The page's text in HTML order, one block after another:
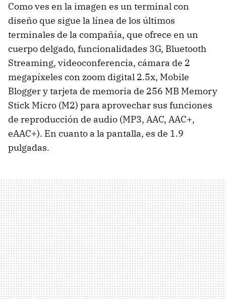
Como ves en la imagen es un terminal con
diseño que sigue la línea de los últimos
terminales de la compañía, que ofrece en un
cuerpo delgado, funcionalidades 3G, Bluetooth
Streaming, videoconferencia, cámara de 2
megapíxeles con zoom digital 2.5x, Mobile
Blogger y tarjeta de memoria de 256 MB Memory
Stick Micro (M2) para aprovechar sus funciones
de reproducción de audio (MP3, AAC, AAC+,
eAAC+). En cuanto a la pantalla, es de 1.9
pulgadas.